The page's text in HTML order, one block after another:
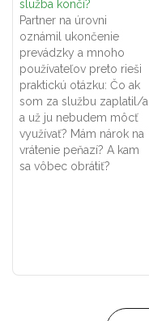
služba končí?
Partner na úrovni
oznámil ukončenie
prevádzky a mnoho
používateľov preto rieši
praktickú otázku: Čo ak
som za službu zaplatil/a
a už ju nebudem môcť
využívať? Mám nárok na
vrátenie peňazí? A kam
sa vôbec obrátiť?